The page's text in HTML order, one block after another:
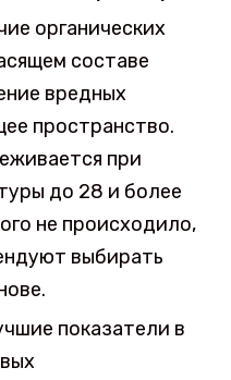
органических
составе
вредных
пространство.
при
до 28 и более
не происходило,
выбирать
показатели в